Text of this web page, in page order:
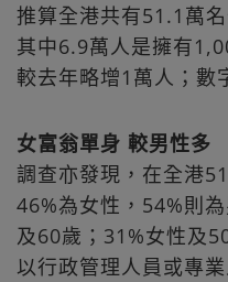
推算全港共有51.1萬
其中6.9萬人是擁有
較去年略增1萬人；數
女富翁單身 較男性多
調查亦發現，在全港
46%為女性，54%則
及60歲；31%女性及
以行政管理人員或專